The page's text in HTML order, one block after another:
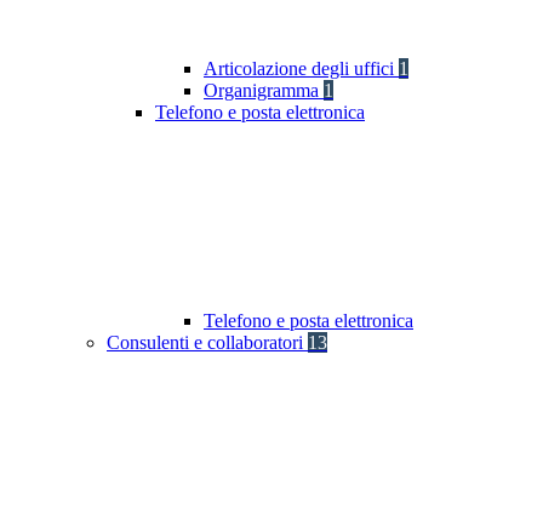
Articolazione degli uffici 1
Organigramma 1
Telefono e posta elettronica
Telefono e posta elettronica
Consulenti e collaboratori 13